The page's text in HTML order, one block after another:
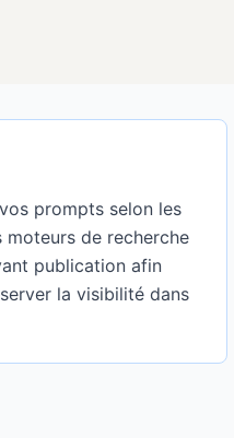
prompts selon les
de recherche
publication afin
la visibilité dans